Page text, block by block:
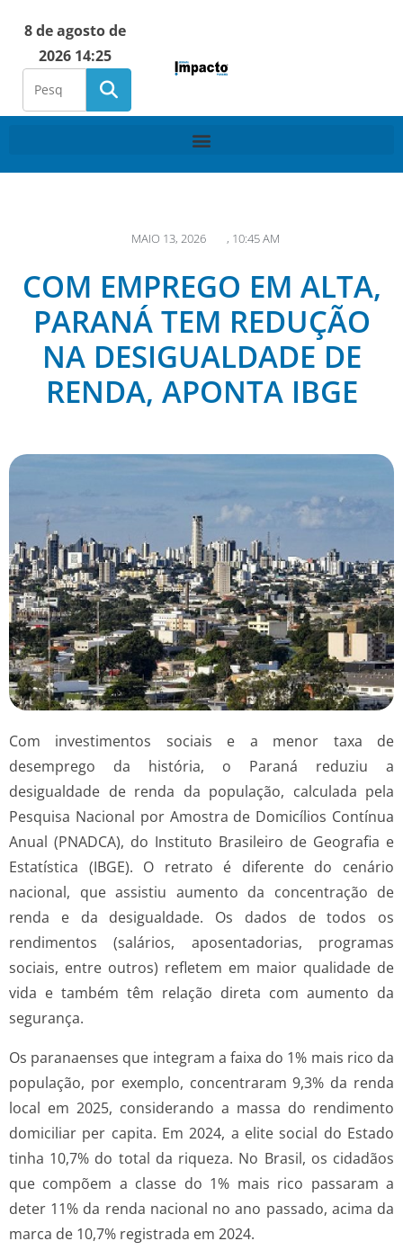
8 de agosto de
2026 14:25
MAIO 13, 2026 , 10:45 AM
COM EMPREGO EM ALTA,
PARANÁ TEM REDUÇÃO
NA DESIGUALDADE DE
RENDA, APONTA IBGE
Com investimentos sociais e a menor taxa de
desemprego da história, o Paraná reduziu a
desigualdade de renda da população, calculada pela
Pesquisa Nacional por Amostra de Domicílios Contínua
Anual (PNADCA), do Instituto Brasileiro de Geografia e
Estatística (IBGE). O retrato é diferente do cenário
nacional, que assistiu aumento da concentração de
renda e da desigualdade. Os dados de todos os
rendimentos (salários, aposentadorias, programas
sociais, entre outros) refletem em maior qualidade de
vida e também têm relação direta com aumento da
segurança.
Os paranaenses que integram a faixa do 1% mais rico da
população, por exemplo, concentraram 9,3% da renda
local em 2025, considerando a massa do rendimento
domiciliar per capita. Em 2024, a elite social do Estado
tinha 10,7% do total da riqueza. No Brasil, os cidadãos
que compõem a classe do 1% mais rico passaram a
deter 11% da renda nacional no ano passado, acima da
marca de 10,7% registrada em 2024.